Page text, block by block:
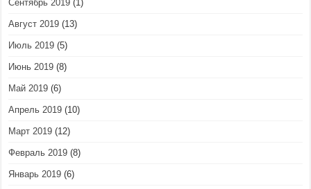
Сентябрь 2019 (1)
Август 2019 (13)
Июль 2019 (5)
Июнь 2019 (8)
Май 2019 (6)
Апрель 2019 (10)
Март 2019 (12)
Февраль 2019 (8)
Январь 2019 (6)